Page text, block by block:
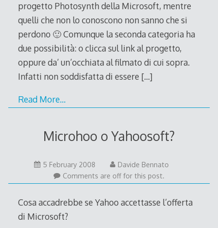
progetto Photosynth della Microsoft, mentre
quelli che non lo conoscono non sanno che si
perdono 🙂 Comunque la seconda categoria ha
due possibilità: o clicca sul link al progetto,
oppure da’ un’occhiata al filmato di cui sopra.
Infatti non soddisfatta di essere […]
Read More…
Microhoo o Yahoosoft?
5 February 2008
February
2008
Davide Bennato
Comments are off for this post.
Cosa accadrebbe se Yahoo accettasse l’offerta
di Microsoft?